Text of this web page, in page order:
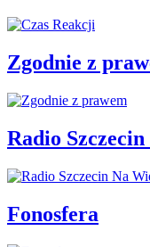
Zgodnie z
Radio
Fonosfera